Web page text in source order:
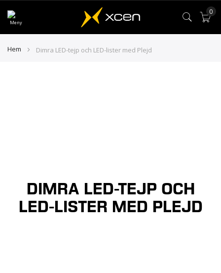
0
Hem Dimra LED-tejp och LED-lister med Plejd
DIMRA LED-TEJP OCH
LED-LISTER MED PLEJD